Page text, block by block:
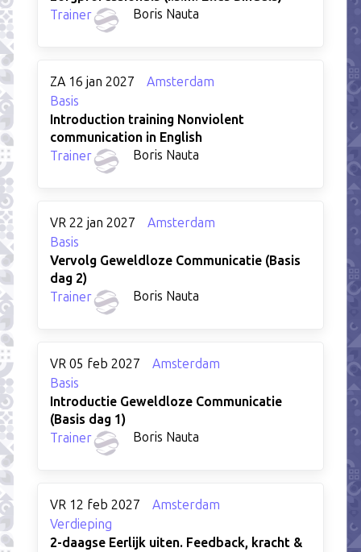
Trainer
Boris Nauta
ZA 16 jan 2027
Amsterdam
Basis
Introduction training Nonviolent
communication in English
Trainer
Boris Nauta
VR 22 jan 2027
Amsterdam
Basis
Vervolg Geweldloze Communicatie (Basis
dag 2)
Trainer
Boris Nauta
VR 05 feb 2027
Amsterdam
Basis
Introductie Geweldloze Communicatie
(Basis dag 1)
Trainer
Boris Nauta
VR 12 feb 2027
Amsterdam
Verdieping
2-daagse Eerlijk uiten. Feedback, kracht &